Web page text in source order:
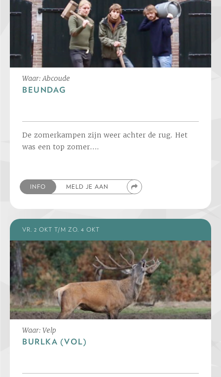
Waar: Abcoude
BEUNDAG
De zomerkampen zijn weer achter de rug. Het
was een top zomer….
INFO MELD JE AAN
VR. 2 OKT T/M ZO. 4 OKT
Waar: Velp
BURLKA (VOL)